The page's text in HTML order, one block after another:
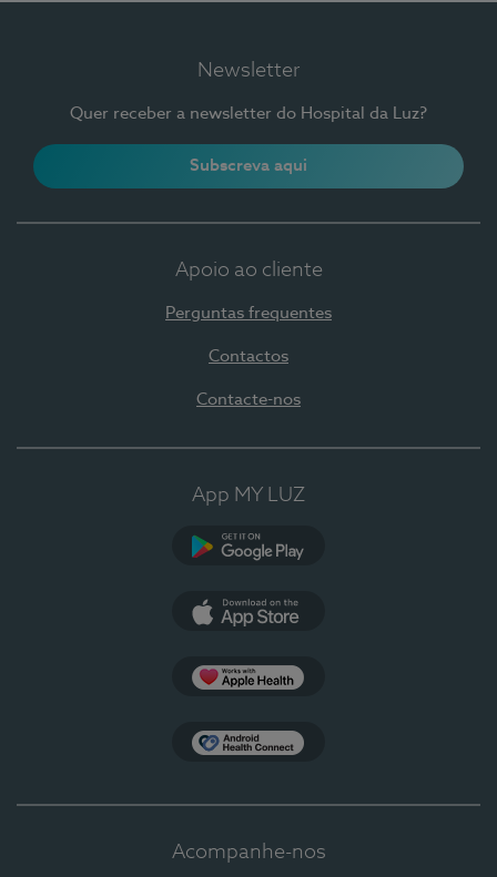
Newsletter
Quer receber a newsletter do Hospital da Luz?
Subscreva aqui
Apoio ao cliente
Perguntas frequentes
Contactos
Contacte-nos
App MY LUZ
Acompanhe-nos